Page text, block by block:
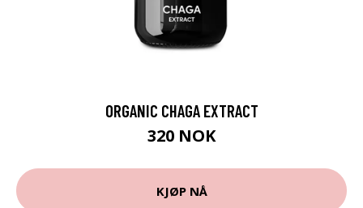
ORGANIC CHAGA EXTRACT
320 NOK
KJØP NÅ